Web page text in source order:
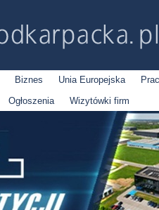
Biznes Unia Europejska
Ogłoszenia Wizytówki firm